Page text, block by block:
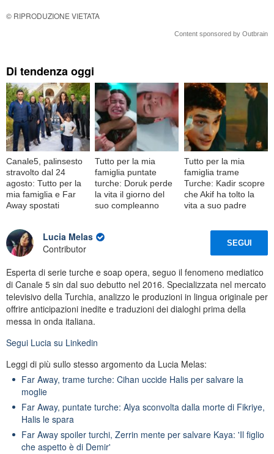
© RIPRODUZIONE VIETATA
Content sponsored by Outbrain
Di tendenza oggi
Canale5, palinsesto
stravolto dal 24
agosto: Tutto per la
mia famiglia e Far
Away spostati
Tutto per la mia
famiglia puntate
turche: Doruk perde
la vita il giorno del
suo compleanno
Tutto per la mia
famiglia trame
Turche: Kadir scopre
che Akif ha tolto la
vita a suo padre
Lucia Melas
Contributor
SEGUI
Esperta di serie turche e soap opera, seguo il fenomeno mediatico
di Canale 5 sin dal suo debutto nel 2016. Specializzata nel mercato
televisivo della Turchia, analizzo le produzioni in lingua originale per
offrire anticipazioni inedite e traduzioni dei dialoghi prima della
messa in onda italiana.
Segui Lucia su Linkedin
Leggi di più sullo stesso argomento da Lucia Melas:
Far Away, trame turche: Cihan uccide Halis per salvare la
moglie
Far Away, puntate turche: Alya sconvolta dalla morte di Fikriye,
Halis le spara
Far Away spoiler turchi, Zerrin mente per salvare Kaya: 'Il figlio
che aspetto è di Demir'